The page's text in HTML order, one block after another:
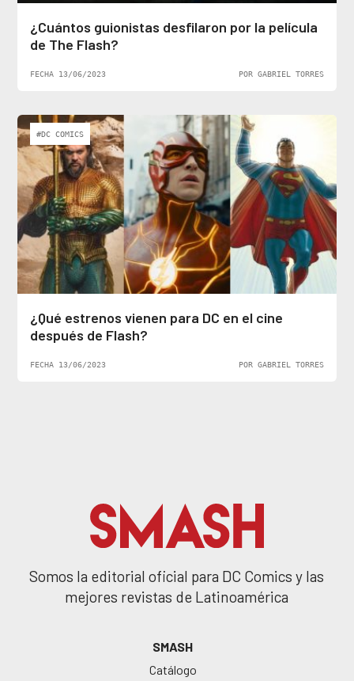
¿Cuántos guionistas desfilaron por la película
de The Flash?
FECHA 13/06/2023 POR GABRIEL TORRES
#DC COMICS
¿Qué estrenos vienen para DC en el cine
después de Flash?
FECHA 13/06/2023 POR GABRIEL TORRES
Somos la editorial oficial para DC Comics y las
mejores revistas de Latinoamérica
SMASH
Catálogo